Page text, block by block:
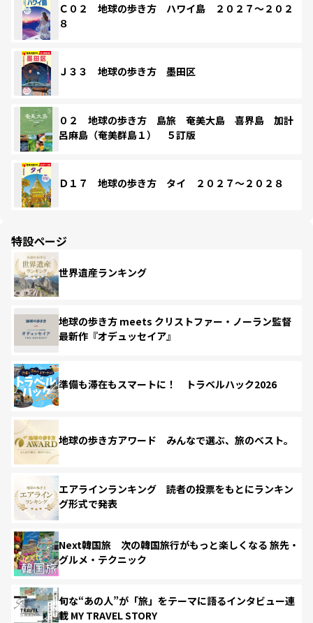
Ｃ０２ 地球の歩き方 ハワイ島 ２０２７～２０２
８
Ｊ３３ 地球の歩き方 墨田区
０２ 地球の歩き方 島旅 奄美大島 喜界島 加計
呂麻島（奄美群島１） ５訂版
Ｄ１７ 地球の歩き方 タイ ２０２７～２０２８
特設ページ
世界遺産ランキング
地球の歩き方 meets クリストファー・ノーラン監督
最新作『オデュッセイア』
準備も滞在もスマートに！ トラベルハック2026
地球の歩き方アワード みんなで選ぶ、旅のベスト。
エアラインランキング 読者の投票をもとにランキン
グ形式で発表
Next韓国旅 次の韓国旅行がもっと楽しくなる 旅先・
グルメ・テクニック
旬な“あの人”が「旅」をテーマに語るインタビュー連
載 MY TRAVEL STORY